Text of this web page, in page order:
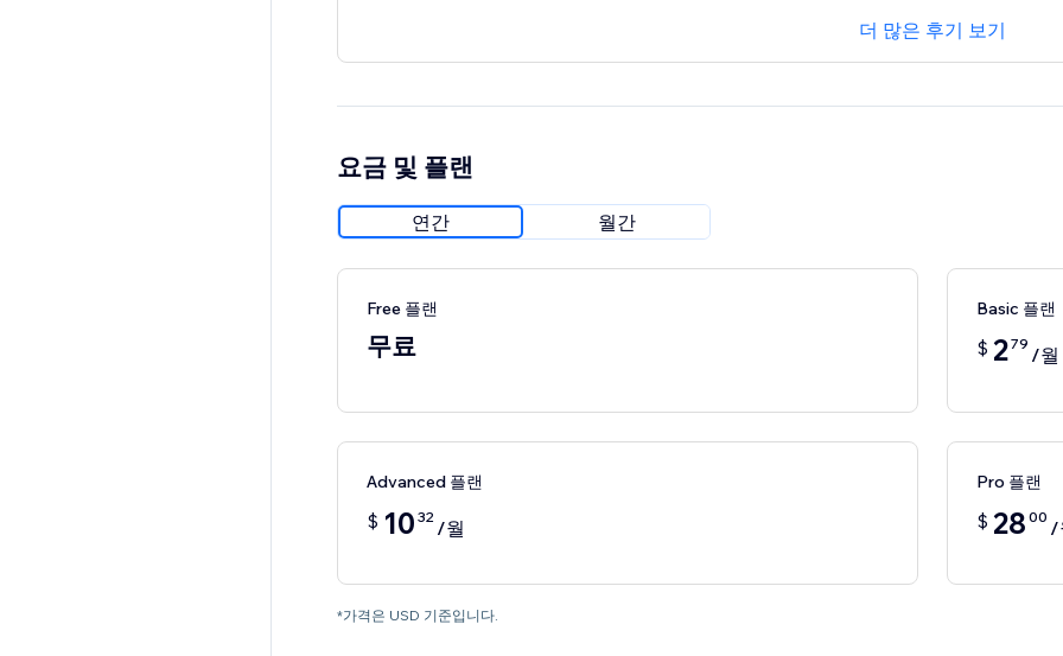
더 많은 후기 보기
요금 및 플랜
연간 월간
Free 플랜
무료
Basic 플랜
$ 279 /월
Advanced 플랜
$ 10 32 /월
Pro 플랜
$ 28 00 /
*가격은 USD 기준입니다.